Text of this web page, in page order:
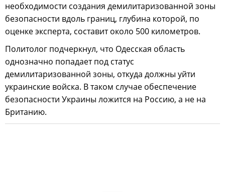
необходимости создания демилитаризованной зоны
безопасности вдоль границ, глубина которой, по
оценке эксперта, составит около 500 километров.
Политолог подчеркнул, что Одесская область
однозначно попадает под статус
демилитаризованной зоны, откуда должны уйти
украинские войска. В таком случае обеспечение
безопасности Украины ложится на Россию, а не на
Британию.